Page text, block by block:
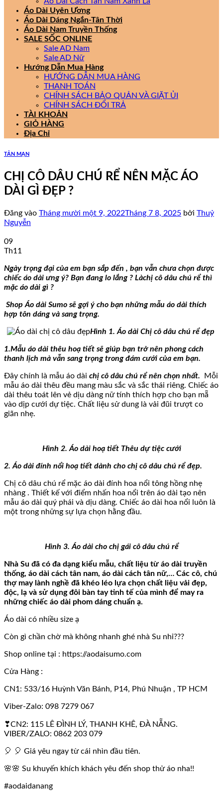
Áo Dài Uyên Ương
Áo Dài Dáng Ngắn-Tân Thời
Áo Dài Nam Truyền Thống
SALE SỐC ONLINE
Sale AD Nam
Sale AD Nữ
Hướng Dẫn Mua Hàng
HƯỚNG DẪN MUA HÀNG
THANH TOÁN
CHÍNH SÁCH BẢO QUẢN VÀ GIẶT ỦI
CHÍNH SÁCH ĐỔI TRẢ
TÀI KHOẢN
GIỎ HÀNG
Địa Chỉ
TẢN MẠN
CHỊ CÔ DÂU CHÚ RỂ NÊN MẶC ÁO
DÀI GÌ ĐẸP ?
Đăng vào Tháng mười một 9, 2022Tháng 7 8, 2025 bởi Thuỷ
Nguyễn
09
Th11
Ngày trọng đại của em bạn sắp đến , bạn vẫn chưa chọn được
chiếc áo dài ưng ý? Bạn đang lo lắng ? Làchị cô dâu chú rể thì
mặc áo dài gì ?
Shop Áo dài Sumo sẽ gợi ý cho bạn những mẫu áo dài thích
hợp tôn dáng và sang trọng.
Hình 1. Áo dài Chị cô dâu chú rể đẹp
1.Mẫu áo dài thêu hoạ tiết sẽ giúp bạn trở nên phong cách
thanh lịch mà vẫn sang trọng trong đám cưới của em bạn.
Đây chính là mẫu áo dài chị cô dâu chú rể nên chọn nhất.
Mỗi
mẫu áo dài thêu đều mang màu sắc và sắc thái riêng. Chiếc áo
dài thêu toát lên vẻ dịu dàng nữ tính thích hợp cho bạn mẵ
vào dịp cưới dự tiệc. Chất liệu sử dung là vải đũi trượt co
giãn nhẹ.
Hình 2. Áo dài hoạ tiết Thêu dự tiệc cưới
2. Áo dài đính nổi hoạ tiết dành cho chị cô dâu chú rể đẹp.
Chị cô dâu chú rể mặc áo dài đính hoa nổi tông hồng nhẹ
nhàng . Thiết kế với điểm nhấn hoa nổi trên áo dài tạo nên
mẫu áo dài quý phái và dịu dàng. Chiếc áo dài hoa nổi luôn là
một trong những sự lựa chọn hằng đầu.
Hình 3. Áo dài cho chị gái cô dâu chú rể
Nhà Su đã có đa dạng kiểu mẫu, chất liệu từ áo dài truyền
thống, áo dài cách tân nam, áo dài cách tân nữ,… Các cô, chú
thợ may lành nghề đã khéo léo lựa chọn chất liệu vải đẹp,
độc, lạ và sử dụng đôi bàn tay tinh tế của mình để may ra
những chiếc áo dài phom dáng chuẩn ạ.
Áo dài có nhiều size ạ
Còn gì chần chờ mà không nhanh ghé nhà Su nhỉ???
Shop online tại : https://aodaisumo.com
Cửa Hàng :
CN1: 533/16 Huỳnh Văn Bánh, P14, Phú Nhuận , TP HCM
Viber-Zalo: 098 7279 067
❣CN2: 115 LÊ ĐÌNH LÝ, THANH KHÊ, ĐÀ NẴNG.
VIBER/ZALO: 0862 203 079
🎈 🎈 Giá yêu ngay từ cái nhìn đầu tiên.
🌸🌸 Su khuyến khích khách yêu đến shop thử áo nha!!
#aodaidanang